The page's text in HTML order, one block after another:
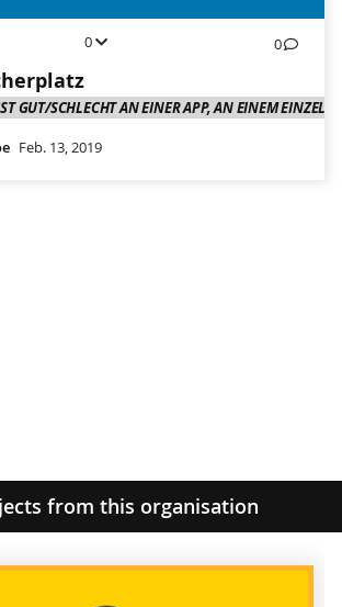
0 0
GUT/SCHLECHT AN EINER APP, AN EINEM
Feb. 13, 2019
from this organisation